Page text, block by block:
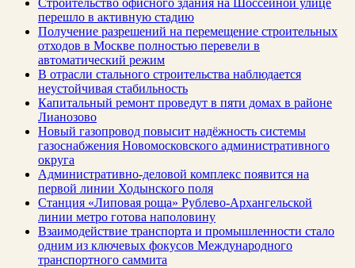
Строительство офисного здания на Шоссейной улице
перешло в активную стадию
Получение разрешений на перемещение строительных
отходов в Москве полностью перевели в
автоматический режим
В отрасли стального строительства наблюдается
неустойчивая стабильность
Капитальный ремонт проведут в пяти домах в районе
Лианозово
Новый газопровод повысит надёжность системы
газоснабжения Новомосковского административного
округа
Административно-деловой комплекс появится на
первой линии Ходынского поля
Станция «Липовая роща» Рублево-Архангельской
линии метро готова наполовину
Взаимодействие транспорта и промышленности стало
одним из ключевых фокусов Международного
транспортного саммита